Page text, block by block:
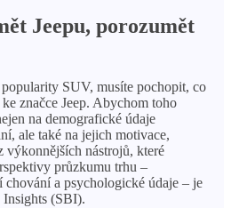
Jeepu, porozumět
SUV, musíte pochopit, co
značce Jeep. Abychom toho
na demografické údaje
ale také na jejich motivace,
výkonnějších nástrojů, které
průzkumu trhu –
a psychologické údaje – je
(SBI).